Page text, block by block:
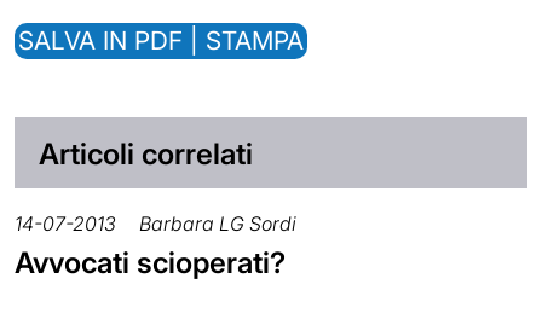
SALVA IN PDF | STAMPA
Articoli correlati
14-07-2013 Barbara LG Sordi
Avvocati scioperati?